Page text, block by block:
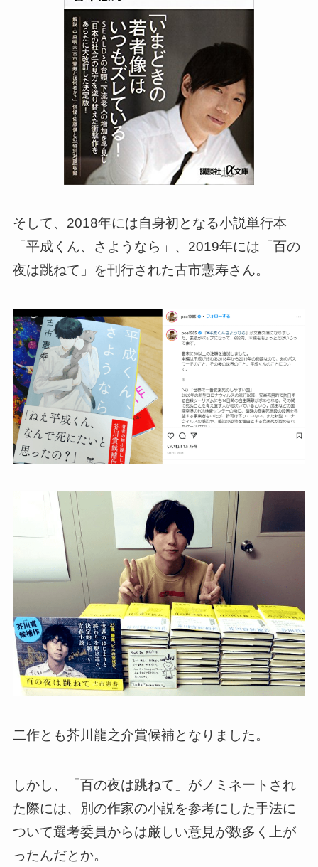
そして、2018年には自身初となる小説単行本
「平成くん、さようなら」、2019年には「百の
夜は跳ねて」を刊行された古市憲寿さん。
二作とも芥川龍之介賞候補となりました。
しかし、「百の夜は跳ねて」がノミネートされ
た際には、別の作家の小説を参考にした手法に
ついて選考委員からは厳しい意見が数多く上が
ったんだとか。